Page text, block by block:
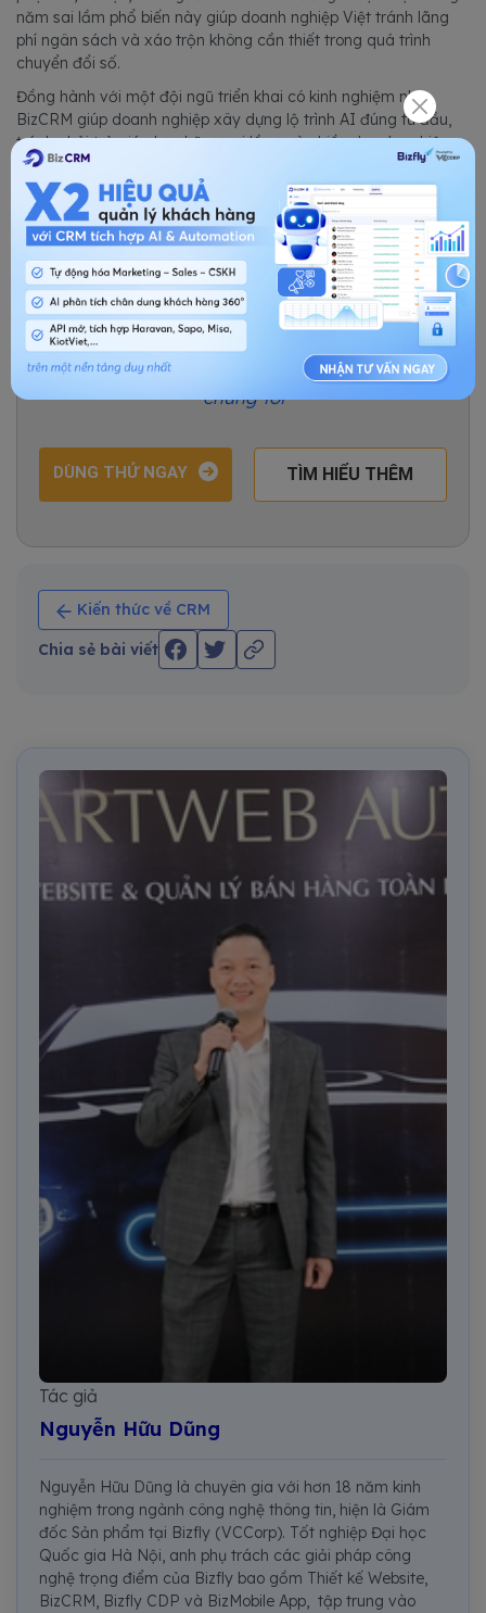
năm sai lầm phổ biến này giúp doanh nghiệp Việt tránh lãng
phí ngân sách và xáo trộn không cần thiết trong quá trình
chuyển đổi số.
Đồng hành với một đội ngũ triển khai có kinh nghiệm như
BizCRM giúp doanh nghiệp xây dựng lộ trình AI đúng từ đầu,
tránh phải trả giá cho những sai lầm mà nhiều doanh nghiệp
khác đã từng gặp phải.
Phần mềm BizCRM ứng dụng AI - Giải pháp
cho mọi ngành nghề
7000+ doanh nghiệp từ Bán lẻ, Giáo dục đến Bất
động sản, Dược phẩm, Thẩm mỹ.... đã chọn
chúng tôi
DÙNG THỬ NGAY TÌM HIỂU THÊM
Kiến thức về CRM
Chia sẻ bài viết
Tác giả
Nguyễn Hữu Dũng
Nguyễn Hữu Dũng là chuyên gia với hơn 18 năm kinh
nghiệm trong ngành công nghệ thông tin, hiện là Giám
đốc Sản phẩm tại Bizfly (VCCorp). Tốt nghiệp Đại học
Quốc gia Hà Nội, anh phụ trách các giải pháp công
nghệ trọng điểm của Bizfly bao gồm Thiết kế Website,
BizCRM, Bizfly CDP và BizMobile App, tập trung vào